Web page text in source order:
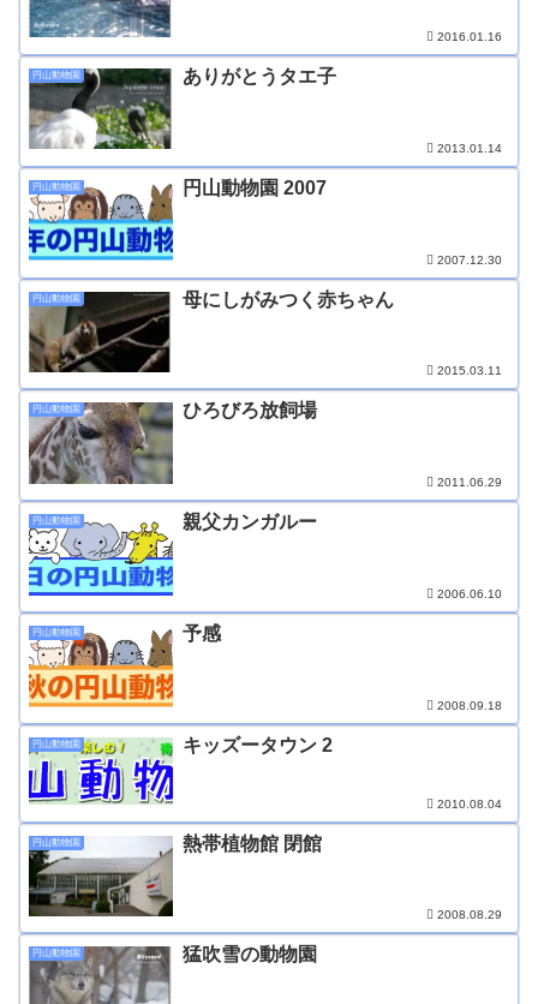
2016.01.16
円山動物園 ありがとうタエ子
2013.01.14
円山動物園 円山動物園 2007
2007.12.30
円山動物園 母にしがみつく赤ちゃん
2015.03.11
円山動物園 ひろびろ放飼場
2011.06.29
円山動物園 親父カンガルー
2006.06.10
円山動物園 予感
2008.09.18
円山動物園 キッズータウン 2
2010.08.04
円山動物園 熱帯植物館 閉館
2008.08.29
円山動物園 猛吹雪の動物園